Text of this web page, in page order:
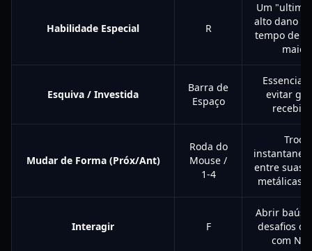
Habilidade Especial R
Um
alto dano
tempo de
maior.
Esquiva / Investida
Barra de
Espaço
Essencial
evitar
Mudar de Forma (Próx/Ant)
Roda do
Mouse /
1-4
Troca
entre suas
metálicas
Interagir F
Abrir baús,
desafios
com